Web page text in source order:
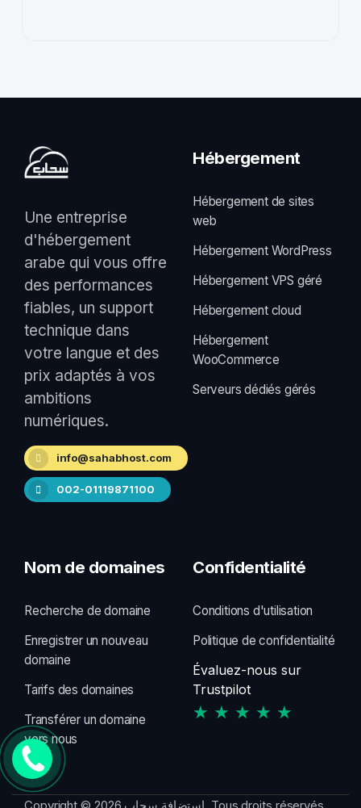
Une entreprise
d'hébergement
arabe qui vous offre
des performances
fiables, un support
technique dans
votre langue et des
prix adaptés à vos
ambitions
numériques.
info@sahabhost.com
002-01119871100
Hébergement
Hébergement de sites
web
Hébergement WordPress
Hébergement VPS géré
Hébergement cloud
Hébergement
WooCommerce
Serveurs dédiés gérés
Nom de domaines
Recherche de domaine
Enregistrer un nouveau
domaine
Tarifs des domaines
Transférer un domaine
vers nous
Confidentialité
Conditions d'utilisation
Politique de confidentialité
Évaluez-nous sur
Trustpilot
★ ★ ★ ★ ★